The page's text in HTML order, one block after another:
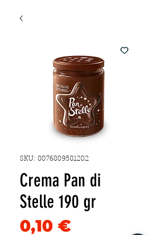
SKU: 8076809581202
Crema Pan di
Stelle 190 gr
0,10 €Precio